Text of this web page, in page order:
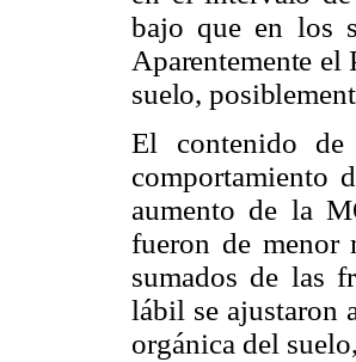
bajo que en los
Aparentemente el
suelo,
El contenido
comportamiento
aumento de la
fueron de menor
sumados de las
lábil se ajustaron
orgánica del